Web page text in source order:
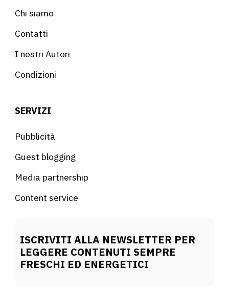
Chi siamo
Contatti
I nostri Autori
Condizioni
SERVIZI
Pubblicità
Guest blogging
Media partnership
Content service
ISCRIVITI ALLA NEWSLETTER PER
LEGGERE CONTENUTI SEMPRE
FRESCHI ED ENERGETICI